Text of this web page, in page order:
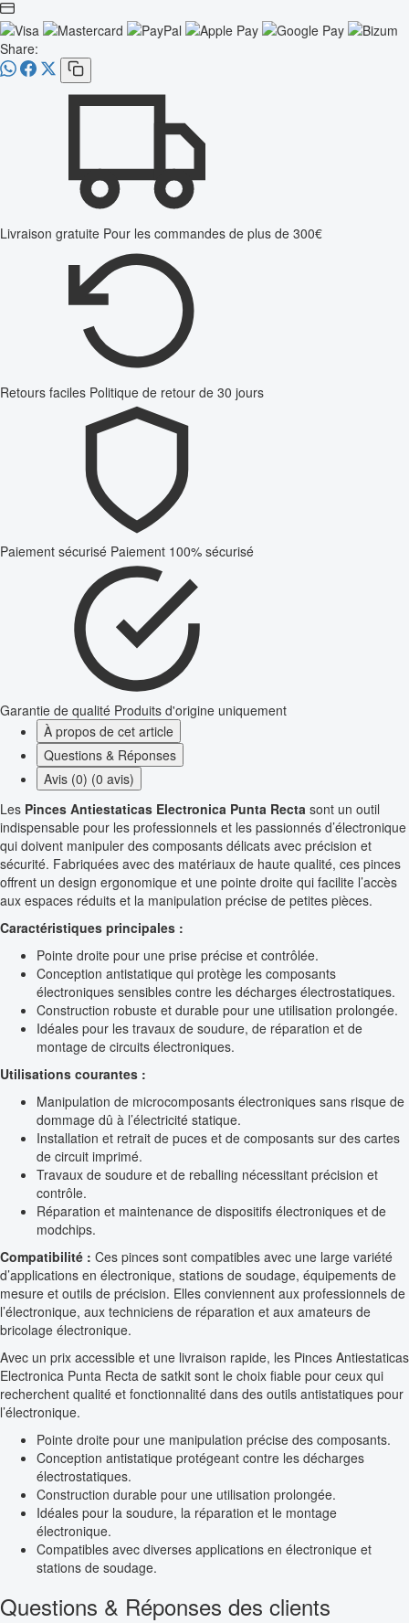
Share:
Livraison gratuite Pour les commandes de plus de 300€
Retours faciles Politique de retour de 30 jours
Paiement sécurisé Paiement 100% sécurisé
Garantie de qualité Produits d'origine uniquement
À propos de cet article
Questions & Réponses
Avis (0) (0 avis)
Les Pinces Antiestaticas Electronica Punta Recta sont un outil
indispensable pour les professionnels et les passionnés d’électronique
qui doivent manipuler des composants délicats avec précision et
sécurité. Fabriquées avec des matériaux de haute qualité, ces pinces
offrent un design ergonomique et une pointe droite qui facilite l’accès
aux espaces réduits et la manipulation précise de petites pièces.
Caractéristiques principales :
Pointe droite pour une prise précise et contrôlée.
Conception antistatique qui protège les composants
électroniques sensibles contre les décharges électrostatiques.
Construction robuste et durable pour une utilisation prolongée.
Idéales pour les travaux de soudure, de réparation et de
montage de circuits électroniques.
Utilisations courantes :
Manipulation de microcomposants électroniques sans risque de
dommage dû à l’électricité statique.
Installation et retrait de puces et de composants sur des cartes
de circuit imprimé.
Travaux de soudure et de reballing nécessitant précision et
contrôle.
Réparation et maintenance de dispositifs électroniques et de
modchips.
Compatibilité : Ces pinces sont compatibles avec une large variété
d’applications en électronique, stations de soudage, équipements de
mesure et outils de précision. Elles conviennent aux professionnels de
l’électronique, aux techniciens de réparation et aux amateurs de
bricolage électronique.
Avec un prix accessible et une livraison rapide, les Pinces Antiestaticas
Electronica Punta Recta de satkit sont le choix fiable pour ceux qui
recherchent qualité et fonctionnalité dans des outils antistatiques pour
l’électronique.
Pointe droite pour une manipulation précise des composants.
Conception antistatique protégeant contre les décharges
électrostatiques.
Construction durable pour une utilisation prolongée.
Idéales pour la soudure, la réparation et le montage
électronique.
Compatibles avec diverses applications en électronique et
stations de soudage.
Questions & Réponses des clients